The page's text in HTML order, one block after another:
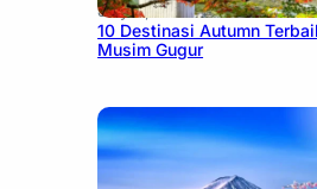
July 9, 2026
10 Destinasi Autumn
Musim Gugur